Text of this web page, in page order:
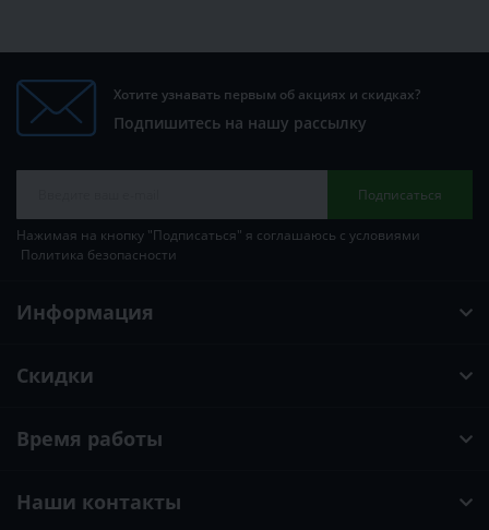
Хотите узнавать первым об акциях и скидках?
Подпишитесь на нашу рассылку
Подписаться
Нажимая на кнопку "Подписаться" я соглашаюсь с условиями
Политика безопасности
Информация
Скидки
Время работы
Наши контакты